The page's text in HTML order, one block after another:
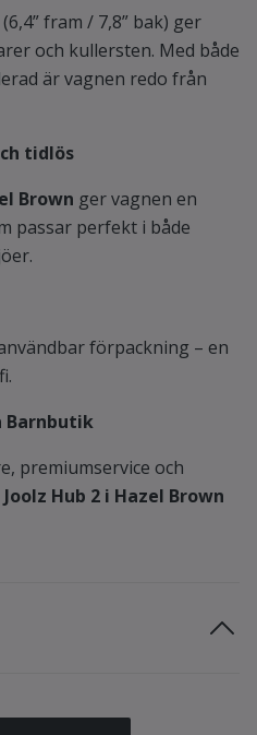
fram / 7,8” bak) ger
och kullersten. Med både
är vagnen redo från
tidlös
Brown ger vagnen en
passar perfekt i både
förpackning – en
Barnbutik
premiumservice och
Hub 2 i Hazel Brown